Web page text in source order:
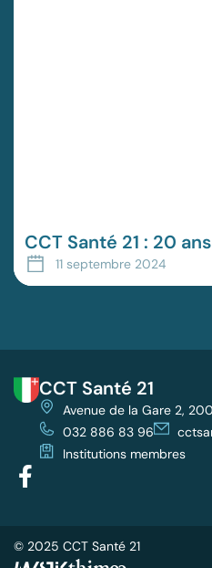
CCT Santé 21 : 20
11 septembre 2024
CCT Santé 21
Avenue de la Gare 2,
032 886 83 96
Institutions membres
© 2025 CCT Santé 21